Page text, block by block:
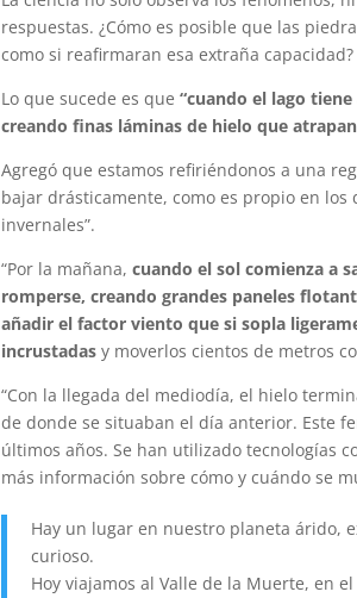
respuestas. ¿Cómo es posible que las
como si reafirmaran esa extraña capacidad?
Lo que sucede es que“cuando el lago
creando finas láminas de hielo que
Agregó que estamos refiriéndonos a una
bajar drásticamente, como es propio en
invernales”.
“Por la mañana,cuando el sol comienza a
romperse, creando grandes paneles
añadir el factor viento que si sopla
incrustadas y moverlos cientos de metros
“Con la llegada del mediodía, el hielo
de donde se situaban el día anterior. Este
últimos años. Se han utilizado tecnologías
más información sobre cómo y cuándo se
Hay un lugar en nuestro planeta árido,
curioso.
Hoy viajamos al Valle de la Muerte, en